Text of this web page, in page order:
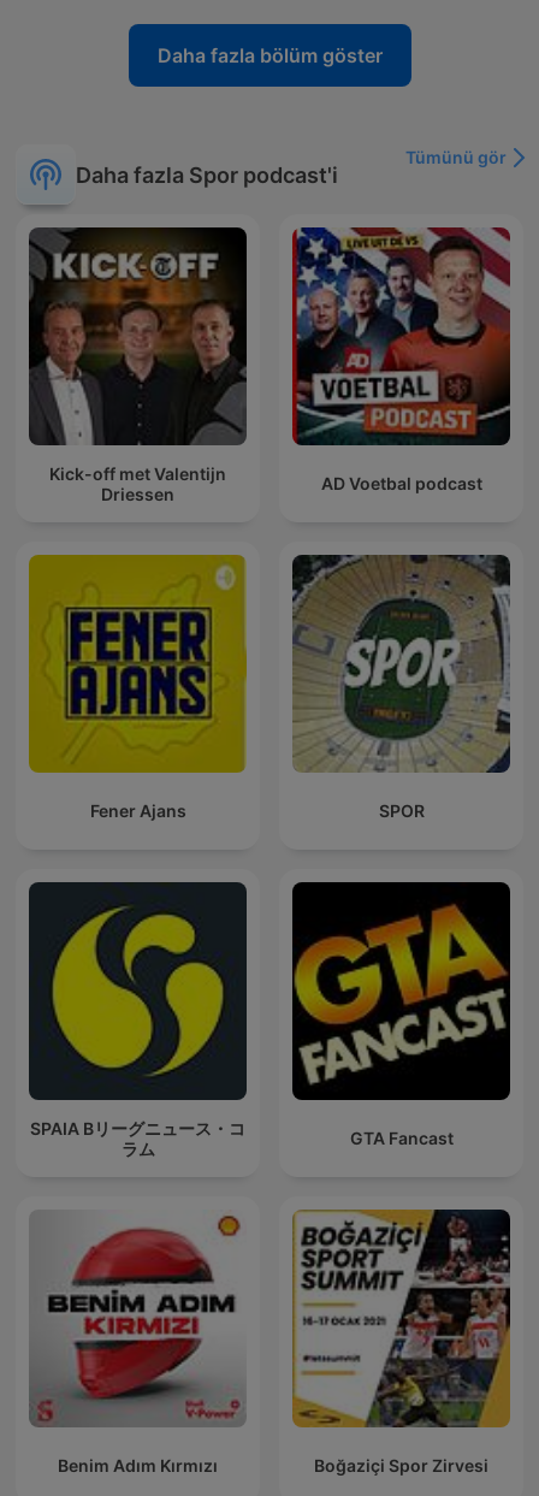
Daha fazla bölüm göster
Daha fazla Spor podcast'i
Tümünü gör
Kick-off met Valentijn
Driessen
AD Voetbal podcast
Fener Ajans SPOR
SPAIA Bリーグニュース・コ
ラム
GTA Fancast
Benim Adım Kırmızı Boğaziçi Spor Zirvesi